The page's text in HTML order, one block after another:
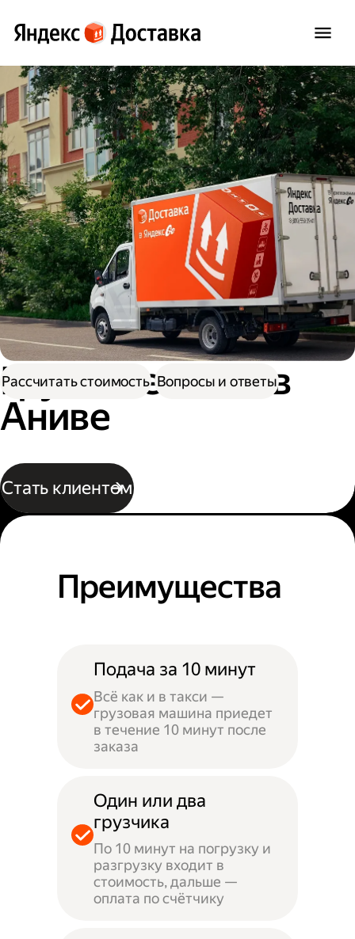
Грузовое такси в
Аниве
Стать клиентом
Рассчитать стоимость Вопросы и ответы
Преимущества
Подача за 10 минут
Всё как и в такси —
грузовая машина приедет
в течение 10 минут после
заказа
Один или два
грузчика
По 10 минут на погрузку и
разгрузку входит в
стоимость, дальше —
оплата по счётчику